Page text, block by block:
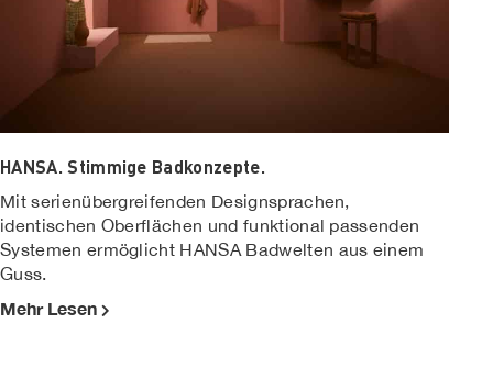
HANSA. Stimmige Badkonzepte.
Mit serienübergreifenden Designsprachen,
identischen Oberflächen und funktional passenden
Systemen ermöglicht HANSA Badwelten aus einem
Guss.
Mehr Lesen